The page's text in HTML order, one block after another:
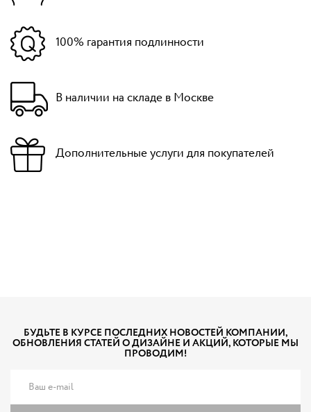
100% гарантия подлинности
В наличии на складе в Москве
Дополнительные услуги для покупателей
БУДЬТЕ В КУРСЕ ПОСЛЕДНИХ НОВОСТЕЙ КОМПАНИИ,
ОБНОВЛЕНИЯ СТАТЕЙ О ДИЗАЙНЕ И АКЦИЙ, КОТОРЫЕ МЫ
ПРОВОДИМ!